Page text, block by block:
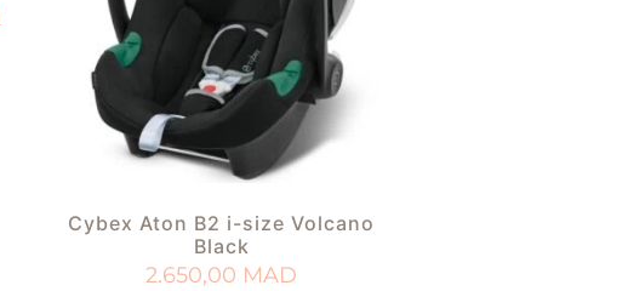
Cybex Aton B2 i-size Volcano
Black
2.650,00 MAD